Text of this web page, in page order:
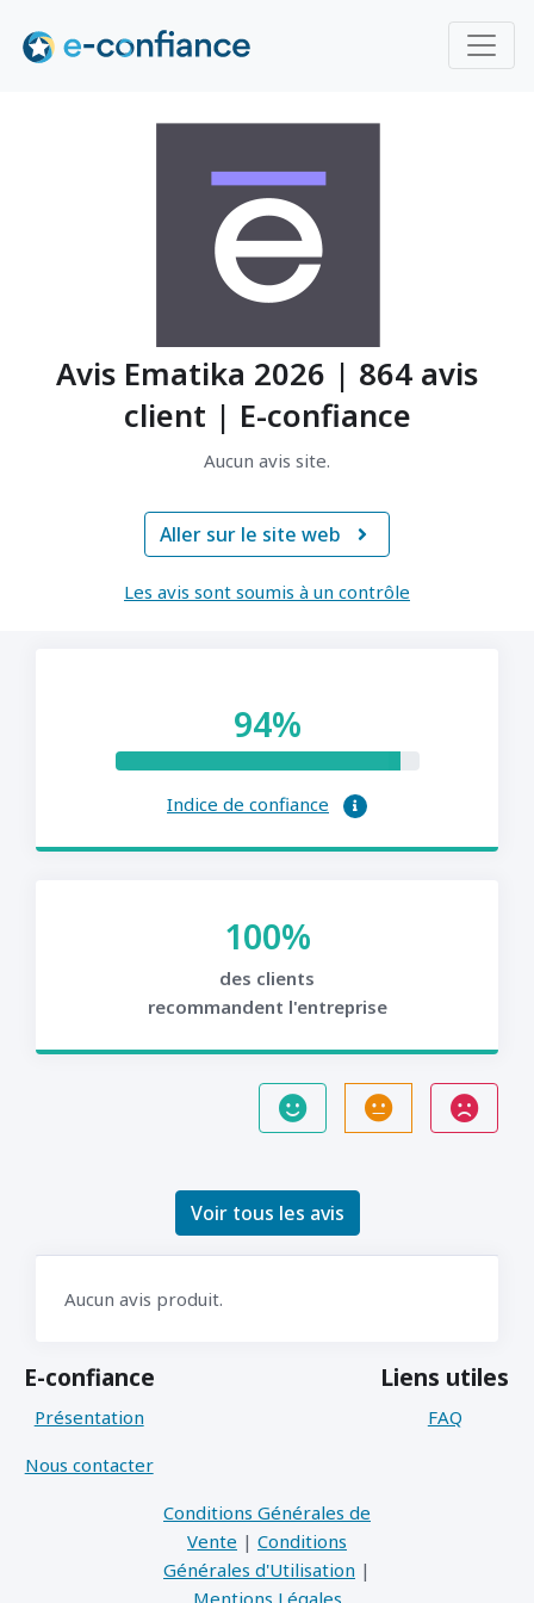
Avis Ematika 2026 | 864 avis
client | E-confiance
Aucun avis site.
Aller sur le site web 
Les avis sont soumis à un contrôle
94%
Indice de confiance
100%
des clients
recommandent l'entreprise
Voir tous les avis
Aucun avis produit.
E-confiance
Présentation
Nous contacter
Liens utiles
FAQ
Conditions Générales de
Vente | Conditions
Générales d'Utilisation |
Mentions Légales